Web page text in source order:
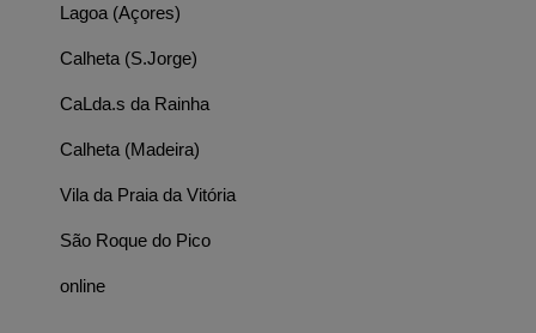
Lagoa (Açores)
Calheta (S.Jorge)
CaLda.s da Rainha
Calheta (Madeira)
Vila da Praia da Vitória
São Roque do Pico
online